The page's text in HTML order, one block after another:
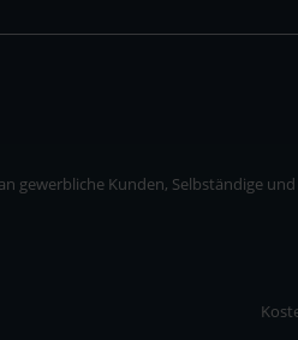
gewerbliche Kunden, Selbständige